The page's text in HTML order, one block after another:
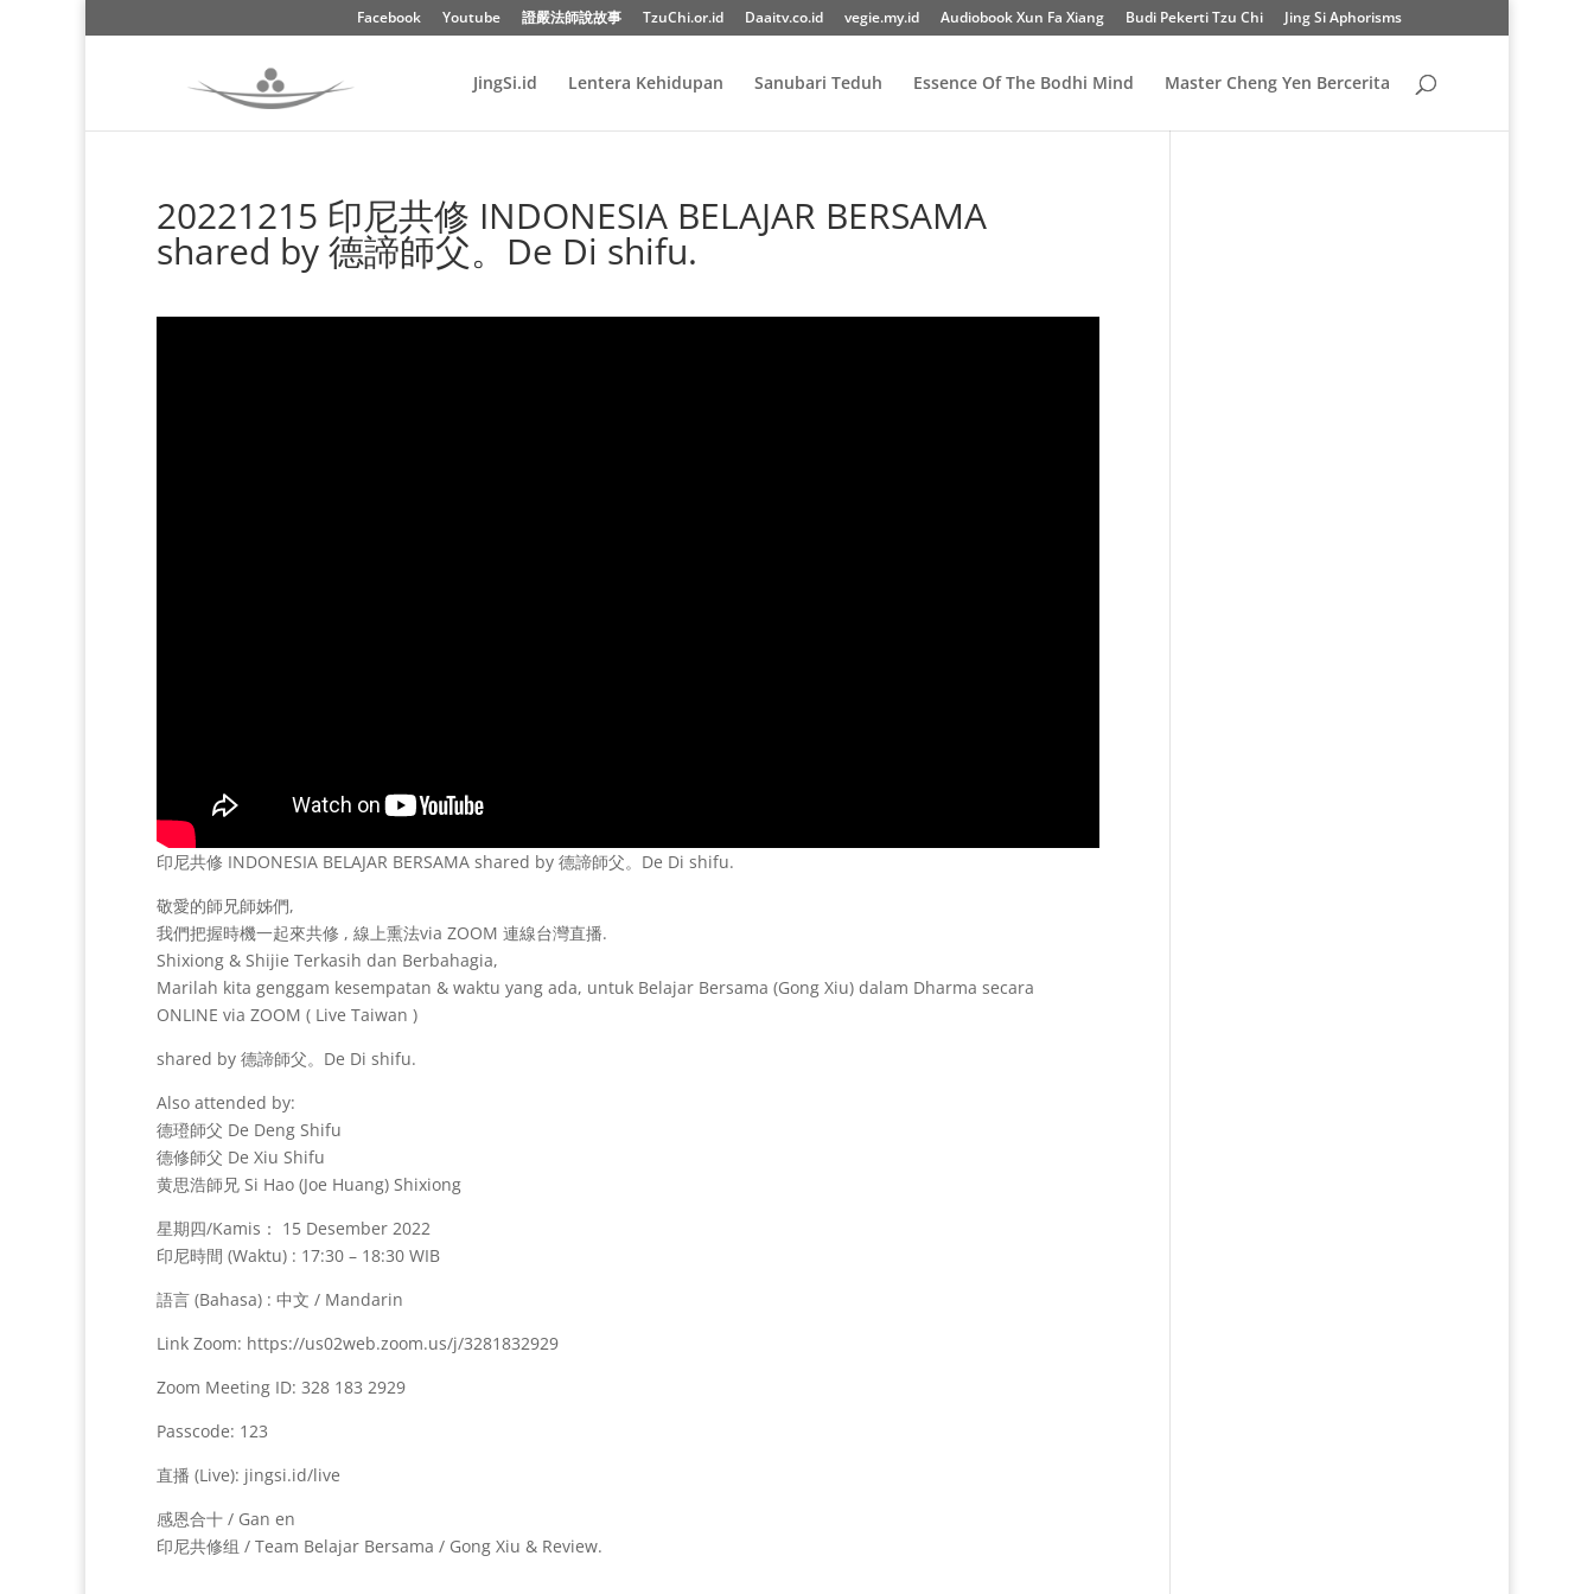
Facebook Youtube 證嚴法師說故事 TzuChi.or.id Daaitv.co.id vegie.my.id Audiobook Xun Fa Xiang Budi Pekerti Tzu Chi Jing Si Aphorisms
JingSi.id Lentera Kehidupan Sanubari Teduh Essence Of The Bodhi Mind Master Cheng Yen Bercerita
20221215 印尼共修 INDONESIA BELAJAR BERSAMA
shared by 德諦師父。De Di shifu.
印尼共修 INDONESIA BELAJAR BERSAMA shared by 德諦師父。De Di shifu.
敬愛的師兄師姊們,
我們把握時機一起來共修 , 線上熏法via ZOOM 連線台灣直播.
Shixiong & Shijie Terkasih dan Berbahagia,
Marilah kita genggam kesempatan & waktu yang ada, untuk Belajar Bersama (Gong Xiu) dalam Dharma secara
ONLINE via ZOOM ( Live Taiwan )
shared by 德諦師父。De Di shifu.
Also attended by:
德璒師父 De Deng Shifu
德修師父 De Xiu Shifu
黄思浩師兄 Si Hao (Joe Huang) Shixiong
星期四/Kamis： 15 Desember 2022
印尼時間 (Waktu) : 17:30 – 18:30 WIB
語言 (Bahasa) : 中文 / Mandarin
Link Zoom: https://us02web.zoom.us/j/3281832929
Zoom Meeting ID: 328 183 2929
Passcode: 123
直播 (Live): jingsi.id/live
感恩合十 / Gan en
印尼共修组 / Team Belajar Bersama / Gong Xiu & Review.